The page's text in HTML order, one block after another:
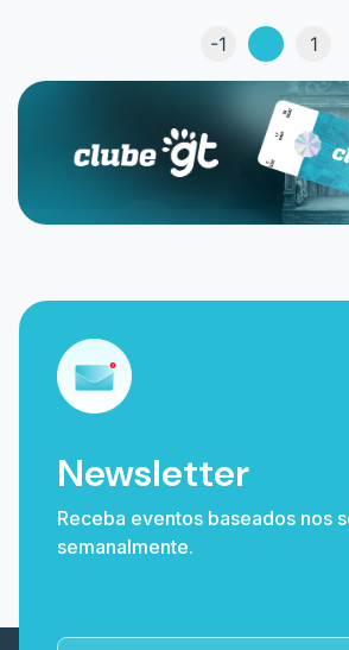
-1 1
Newsletter
Receba eventos baseados nos
semanalmente.